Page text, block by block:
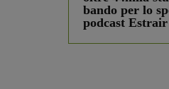
bando per lo
podcast Estrair